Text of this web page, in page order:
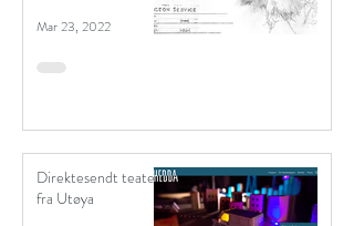
Mar 23, 2022
Direktesendt teater
fra Utøya